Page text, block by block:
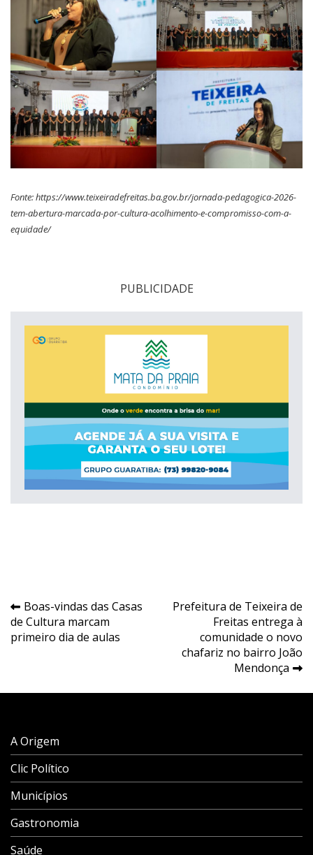
Fonte:https://www.teixeiradefreitas.ba.gov.br/jornada-pedagogica-2026-
tem-abertura-marcada-por-cultura-acolhimento-e-compromisso-com-a-
equidade/
PUBLICIDADE
Navegação
de
Boas-vindas das Casas
de Cultura marcam
primeiro dia de aulas
Prefeitura de Teixeira de
Freitas entrega à
comunidade o novo
chafariz no bairro João
Mendonça
A Origem
Clic Político
Municípios
Gastronomia
Saúde